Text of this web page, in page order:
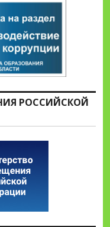
РОССИЙСКОЙ